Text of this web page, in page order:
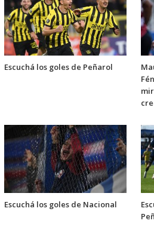
Escuchá los goles de Peñarol
Escuchá los goles de Nacional